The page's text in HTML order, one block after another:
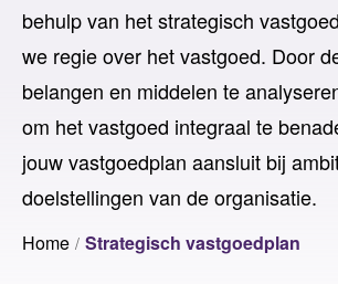
behulp van het strategisch
we regie over het vastgoed. Door
belangen en middelen te
om het vastgoed integraal te
jouw vastgoedplan aansluit bij
doelstellingen van de organisatie.
Home Strategisch vastgoedplan